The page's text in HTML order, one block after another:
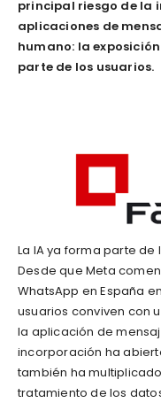
principal riesgo de
aplicaciones de
humano: la
parte de los usuarios.
La IA ya forma parte
Desde que Meta
WhatsApp en España
usuarios conviven con
la aplicación de
incorporación ha
también ha
tratamiento de los